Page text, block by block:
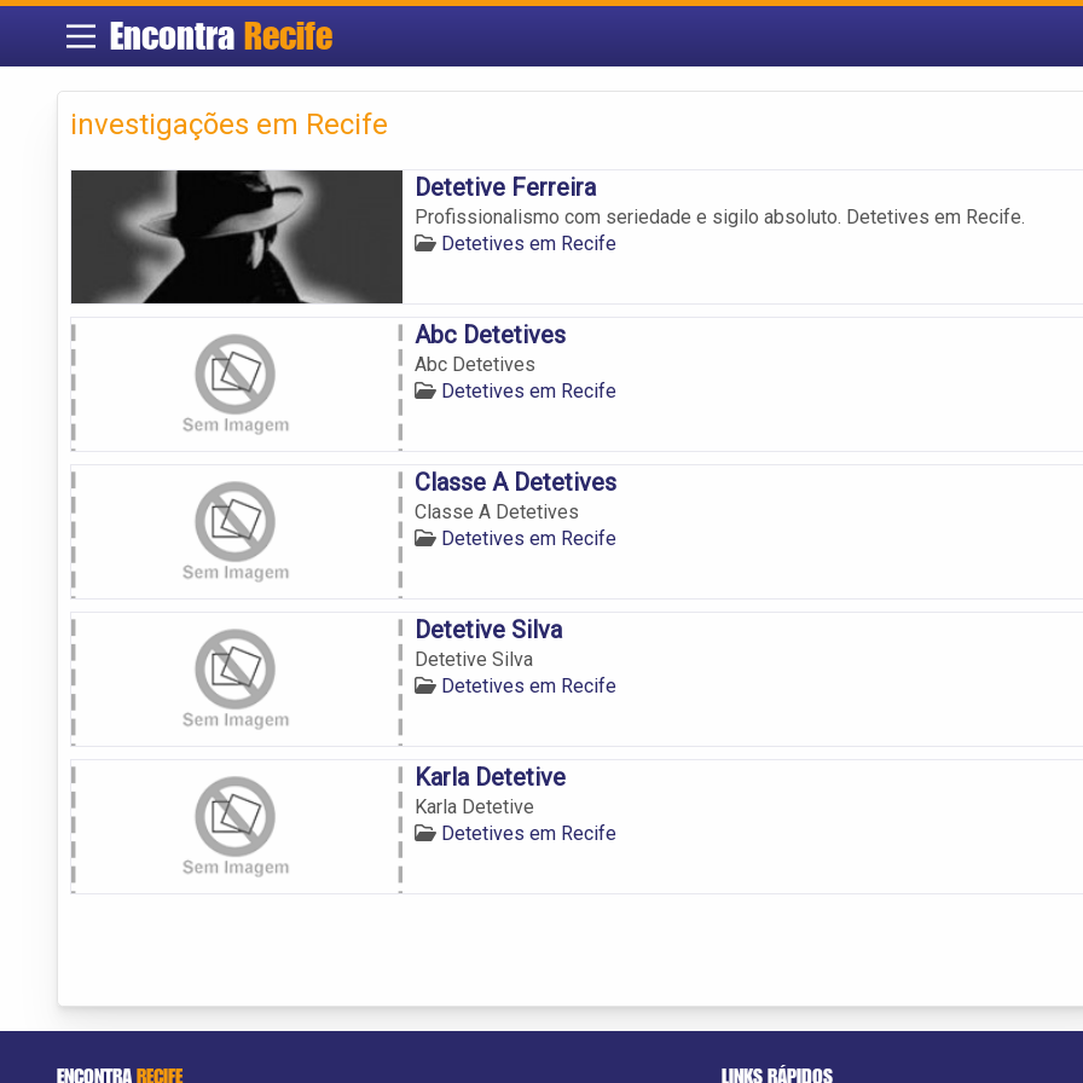
Encontra Recife
investigações em Recife
Detetive Ferreira
Profissionalismo com seriedade e sigilo absoluto. Detetives em Recife.
Detetives em Recife
Abc Detetives
Abc Detetives
Detetives em Recife
Classe A Detetives
Classe A Detetives
Detetives em Recife
Detetive Silva
Detetive Silva
Detetives em Recife
Karla Detetive
Karla Detetive
Detetives em Recife
ENCONTRARECIFE LINKS RÁPIDOS